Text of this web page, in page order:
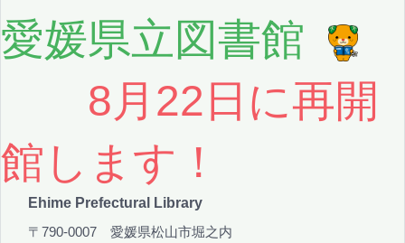
愛媛県立図書館
8月22日に再開
館します！
Ehime Prefectural Library
〒790-0007 愛媛県松山市堀之内